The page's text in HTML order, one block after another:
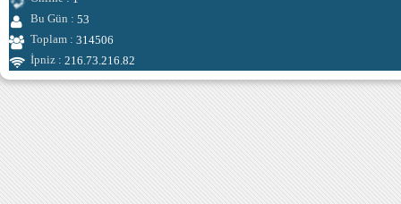
Bu Gün : 53
Toplam : 314506
İpniz : 216.73.216.82